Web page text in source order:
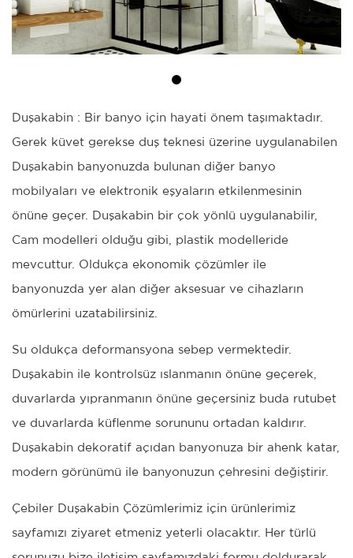
Duşakabin : Bir banyo için hayati önem taşımaktadır.
Gerek küvet gerekse duş teknesi üzerine uygulanabilen
Duşakabin banyonuzda bulunan diğer banyo
mobilyaları ve elektronik eşyaların etkilenmesinin
önüne geçer. Duşakabin bir çok yönlü uygulanabilir,
Cam modelleri olduğu gibi, plastik modelleride
mevcuttur. Oldukça ekonomik çözümler ile
banyonuzda yer alan diğer aksesuar ve cihazların
ömürlerini uzatabilirsiniz.
Su oldukça deformansyona sebep vermektedir.
Duşakabin ile kontrolsüz ıslanmanın önüne geçerek,
duvarlarda yıpranmanın önüne geçersiniz buda rutubet
ve duvarlarda küflenme sorununu ortadan kaldırır.
Duşakabin dekoratif açıdan banyonuza bir ahenk katar,
modern görünümü ile banyonuzun çehresini değiştirir.
Çebiler Duşakabin Çözümlerimiz için ürünlerimiz
sayfamızı ziyaret etmeniz yeterli olacaktır. Her türlü